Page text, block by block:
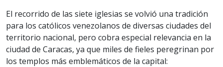
El recorrido de las siete iglesias se volvió una tradición
para los católicos venezolanos de diversas ciudades del
territorio nacional, pero cobra especial relevancia en la
ciudad de Caracas, ya que miles de fieles peregrinan por
los templos más emblemáticos de la capital: